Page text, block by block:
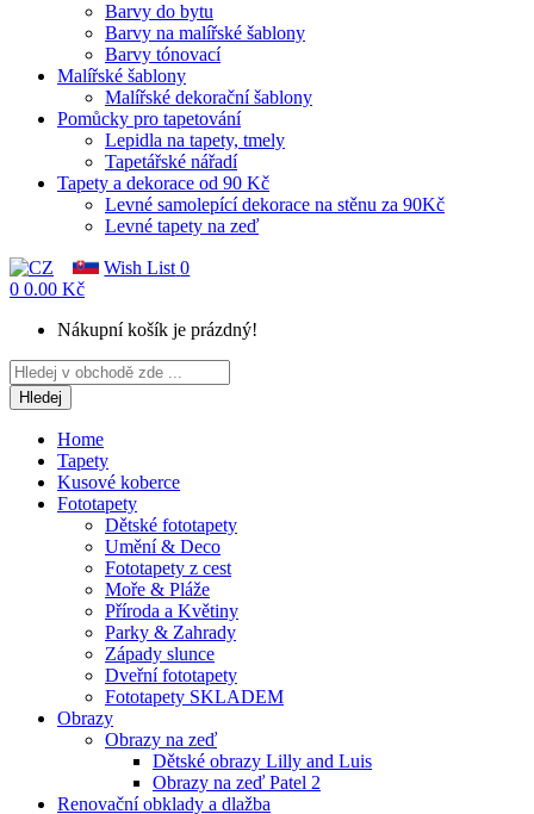
Barvy do bytu
Barvy na malířské šablony
Barvy tónovací
Malířské šablony
Malířské dekorační šablony
Pomůcky pro tapetování
Lepidla na tapety, tmely
Tapetářské nářadí
Tapety a dekorace od 90 Kč
Levné samolepící dekorace na stěnu za 90Kč
Levné tapety na zeď
Wish List 0
0 0.00 Kč
Nákupní košík je prázdný!
Hledej
Home
Tapety
Kusové koberce
Fototapety
Dětské fototapety
Umění & Deco
Fototapety z cest
Moře & Pláže
Příroda a Květiny
Parky & Zahrady
Západy slunce
Dveřní fototapety
Fototapety SKLADEM
Obrazy
Obrazy na zeď
Dětské obrazy Lilly and Luis
Obrazy na zeď Patel 2
Renovační obklady a dlažba